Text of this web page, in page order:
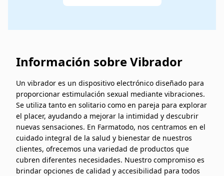
Información sobre Vibrador
Un vibrador es un dispositivo electrónico diseñado para
proporcionar estimulación sexual mediante vibraciones.
Se utiliza tanto en solitario como en pareja para explorar
el placer, ayudando a mejorar la intimidad y descubrir
nuevas sensaciones. En Farmatodo, nos centramos en el
cuidado integral de la salud y bienestar de nuestros
clientes, ofrecemos una variedad de productos que
cubren diferentes necesidades. Nuestro compromiso es
brindar opciones de calidad y accesibilidad para todos